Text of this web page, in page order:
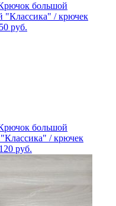
большой
"Классика" / крючек
руб.
большой
/ крючек
120 руб.